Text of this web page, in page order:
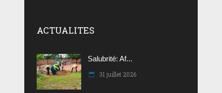
ACTUALITES
Salubrité: Af...
31 juillet 2026